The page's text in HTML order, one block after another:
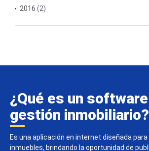
2016 (2)
¿Qué es un
gestión inmobiliario?
Es una aplicación en internet diseñada
inmuebles, brindando la oportunidad de